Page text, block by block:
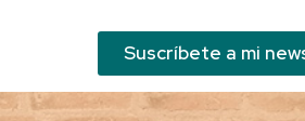
Suscríbete a mi